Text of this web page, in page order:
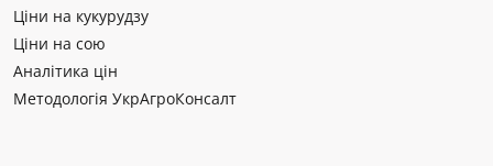
Ціни на кукурудзу
Ціни на сою
Аналітика цін
Методологія УкрАгроКонсалт